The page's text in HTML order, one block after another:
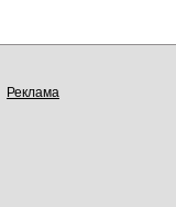
Реклама